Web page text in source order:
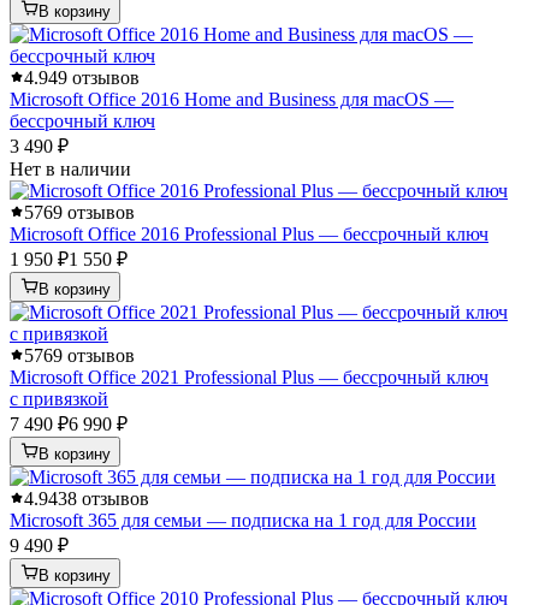
В корзину
4.949 отзывов
Microsoft Office 2016 Home and Business для macOS —
бессрочный ключ
3 490 ₽
Нет в наличии
5769 отзывов
Microsoft Office 2016 Professional Plus — бессрочный ключ
1 950 ₽1 550 ₽
В корзину
5769 отзывов
Microsoft Office 2021 Professional Plus — бессрочный ключ
с привязкой
7 490 ₽6 990 ₽
В корзину
4.9438 отзывов
Microsoft 365 для семьи — подписка на 1 год для России
9 490 ₽
В корзину